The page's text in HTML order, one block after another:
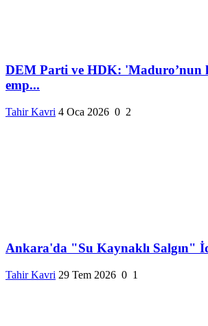
DEM Parti ve HDK: 'Maduro’nun
emp...
Tahir Kavri 4 Oca 2026 0 2
Ankara'da "Su Kaynaklı Salgın"
Tahir Kavri 29 Tem 2026 0 1